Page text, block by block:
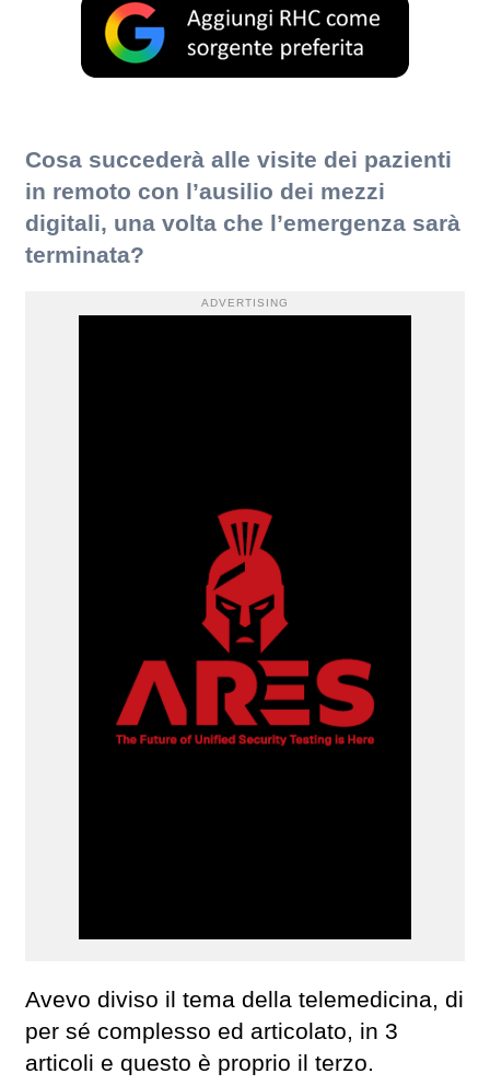
Cosa succederà alle visite dei pazienti
in remoto con l’ausilio dei mezzi
digitali, una volta che l’emergenza sarà
terminata?
ADVERTISING
Avevo diviso il tema della telemedicina, di
per sé complesso ed articolato, in 3
articoli e questo è proprio il terzo.